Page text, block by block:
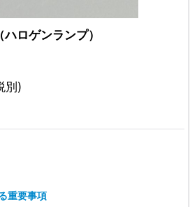
ロゲンランプ）
別)
重要事項